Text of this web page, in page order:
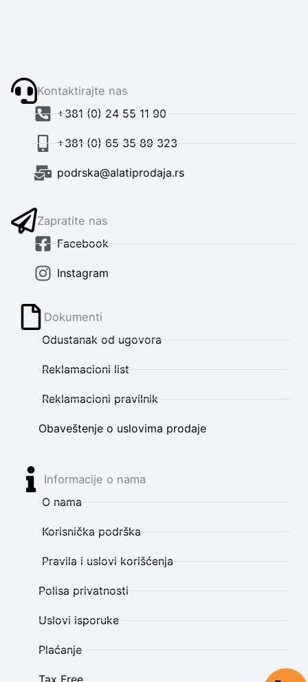
Kontaktirajte nas
+381 (0) 24 55 11 90
+381 (0) 65 35 89 323
podrska@alatiprodaja.rs
Zapratite nas
Facebook
Instagram
Dokumenti
Odustanak od ugovora
Reklamacioni list
Reklamacioni pravilnik
Obaveštenje o uslovima prodaje
Informacije o nama
O nama
Korisnička podrška
Pravila i uslovi korišćenja
Polisa privatnosti
Uslovi isporuke
Plaćanje
Tax Free